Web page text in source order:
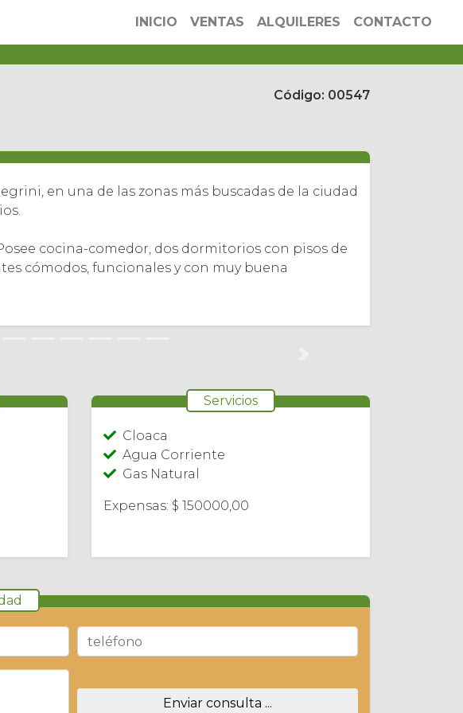
INICIO VENTAS ALQUILERES CONTACTO
Código: 00547
en una de las zonas más buscadas de la ciudad
cocina-comedor, dos dormitorios con pisos de
cómodos, funcionales y con muy buena
Servicios
Cloaca
Agua Corriente
Gas Natural
Expensas: $ 150000,00
Enviar consulta ...